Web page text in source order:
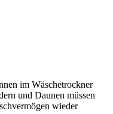
im Wäschetrockner
und Daunen müssen
wieder